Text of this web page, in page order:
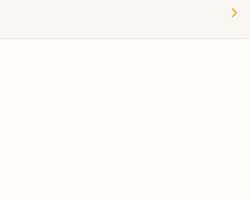
keyboard_arrow_right